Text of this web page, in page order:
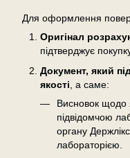
Для оформлення
Оригінал
підтверджує
Документ, який
якості , а саме:
Висновок щодо
підвідомчою
органу
лабораторією.